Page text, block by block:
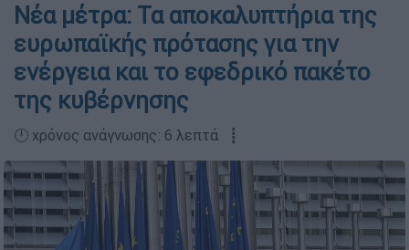
Νέα μέτρα: Τα αποκαλυπτήρια της
ευρωπαϊκής πρότασης για την
ενέργεια και το εφεδρικό πακέτο
της κυβέρνησης
🕛 χρόνος ανάγνωσης: 6 λεπτά ┋